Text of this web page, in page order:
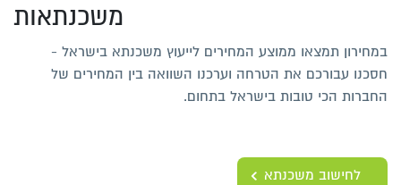
משכנתאות
במחירון תמצאו ממוצע המחירים לייעוץ משכנתא בישראל -
חסכנו עבורכם את הטרחה וערכנו השוואה בין המחירים של
החברות הכי טובות בישראל בתחום.
לחישוב משכנתא